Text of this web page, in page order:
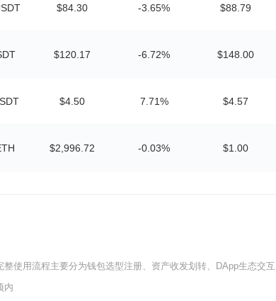
$84.30 -3.65% $88.79
$120.17 -6.72% $148.00
$4.50 7.71% $4.57
$2,996.72 -0.03% $1.00
整使用流程主要分为钱包选型注册、资产收发划转、DApp生态交
内